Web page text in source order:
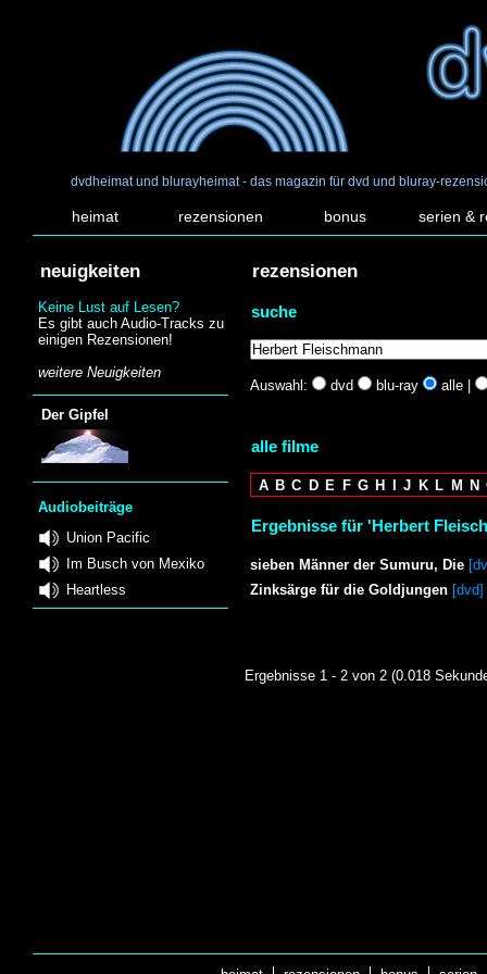
dvdheimat und blurayheimat - das magazin für dvd und bluray-
heimat rezensionen bonus serien &
neuigkeiten
Keine Lust auf Lesen?
Es gibt auch Audio-Tracks zu
einigen Rezensionen!
weitere Neuigkeiten
Der Gipfel
Audiobeiträge
Union Pacific
Im Busch von Mexiko
Heartless
rezensionen
suche
Auswahl: dvd blu-ray alle |
alle filme
A B C D E F G H I J K L M N
Ergebnisse für 'Herbert
sieben Männer der Sumuru, Die
Zinksärge für die Goldjungen [dvd]
Ergebnisse 1 - 2 von 2 (0.018